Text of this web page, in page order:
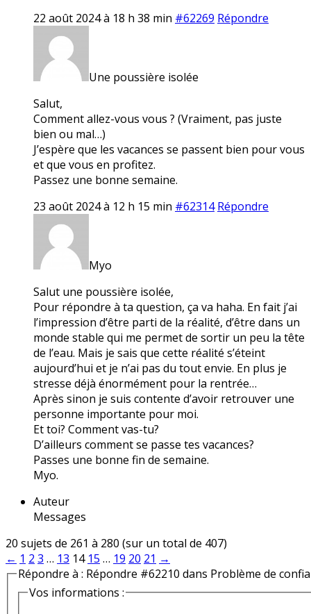
22 août 2024 à 18 h 38 min #62269 Répondre
Une poussière isolée
Salut,
Comment allez-vous vous ? (Vraiment, pas juste
bien ou mal…)
J’espère que les vacances se passent bien pour vous
et que vous en profitez.
Passez une bonne semaine.
23 août 2024 à 12 h 15 min #62314 Répondre
Myo
Salut une poussière isolée,
Pour répondre à ta question, ça va haha. En fait j’ai
l’impression d’être parti de la réalité, d’être dans un
monde stable qui me permet de sortir un peu la tête
de l’eau. Mais je sais que cette réalité s’éteint
aujourd’hui et je n’ai pas du tout envie. En plus je
stresse déjà énormément pour la rentrée…
Après sinon je suis contente d’avoir retrouver une
personne importante pour moi.
Et toi? Comment vas-tu?
D’ailleurs comment se passe tes vacances?
Passes une bonne fin de semaine.
Myo.
Auteur
Messages
20 sujets de 261 à 280 (sur un total de 407)
← 1 2 3 … 13 14 15 … 19 20 21 →
Répondre à : Répondre #62210 dans Problème de
Vos informations :